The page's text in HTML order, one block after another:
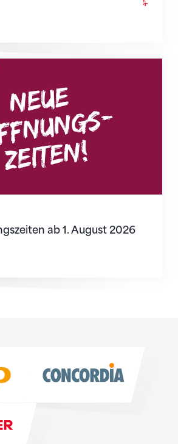
ab 1. August 2026
ab 1. August 2026